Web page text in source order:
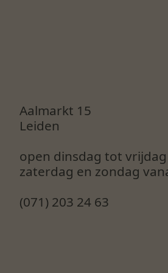
Aalmarkt 15
Leiden
open dinsdag tot
zaterdag en zondag
(071) 203 24 63